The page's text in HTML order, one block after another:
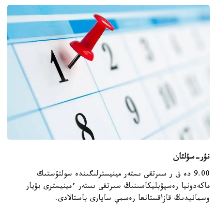
نۇر-سۇلتان
9.00 دە ق ر سىرتقى ىستەر مينيسترلىگىندە سولتۇستىك
ماكەدونيا رەسپۋبليكاسىنىڭ سىرتقى ىستەر ءمينيسترى بۋيار
وسمانيدىڭ قازاقستانعا رەسمي ساپارى باستالادى.